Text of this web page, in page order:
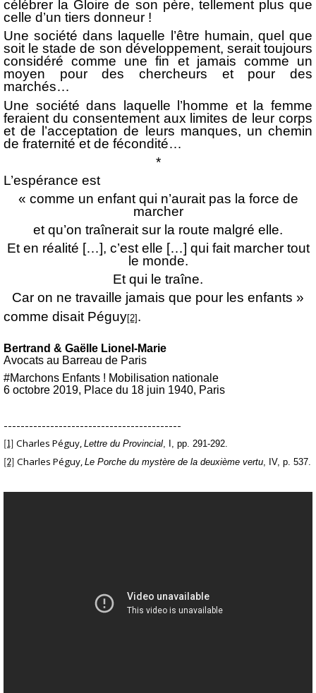
célébrer la Gloire de son père, tellement plus que
celle d’un tiers donneur !
Une société dans laquelle l’être humain, quel que
soit le stade de son développement, serait toujours
considéré comme une fin et jamais comme un
moyen pour des chercheurs et pour des
marchés…
Une société dans laquelle l’homme et la femme
feraient du consentement aux limites de leur corps
et de l’acceptation de leurs manques, un chemin
de fraternité et de fécondité…
*
L’espérance est
« comme un enfant qui n’aurait pas la force de
marcher
et qu’on traînerait sur la route malgré elle.
Et en réalité […], c’est elle […] qui fait marcher tout
le monde.
Et qui le traîne.
Car on ne travaille jamais que pour les enfants »
comme disait Péguy[2].
Bertrand & Gaëlle Lionel-Marie
Avocats au Barreau de Paris
#Marchons Enfants ! Mobilisation nationale
6 octobre 2019, Place du 18 juin 1940, Paris
------------------------------------------
[1] Charles Péguy, Lettre du Provincial, I, pp. 291-292.
[2] Charles Péguy, Le Porche du mystère de la deuxième vertu, IV, p. 537.